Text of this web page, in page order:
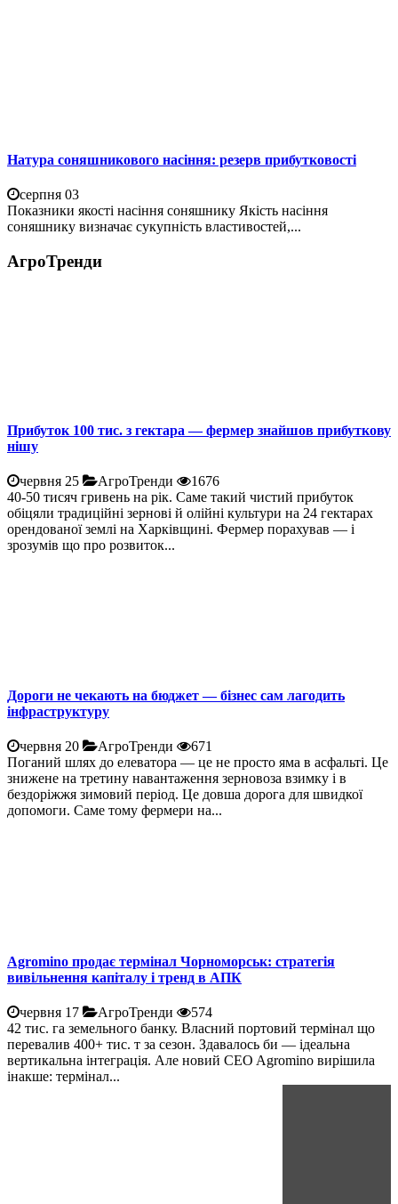
Натура соняшникового насіння: резерв прибутковості
серпня 03
Показники якості насіння соняшнику Якість насіння
соняшнику визначає сукупність властивостей,...
АгроТренди
Прибуток 100 тис. з гектара — фермер знайшов прибуткову
нішу
червня 25 АгроТренди
1676
40-50 тисяч гривень на рік. Саме такий чистий прибуток
обіцяли традиційні зернові й олійні культури на 24 гектарах
орендованої землі на Харківщині. Фермер порахував — і
зрозумів що про розвиток...
Дороги не чекають на бюджет — бізнес сам лагодить
інфраструктуру
червня 20 АгроТренди
671
Поганий шлях до елеватора — це не просто яма в асфальті. Це
знижене на третину навантаження зерновоза взимку і в
бездоріжжя зимовий період. Це довша дорога для швидкої
допомоги. Саме тому фермери на...
Agromino продає термінал Чорноморськ: стратегія
вивільнення капіталу і тренд в АПК
червня 17 АгроТренди
574
42 тис. га земельного банку. Власний портовий термінал що
перевалив 400+ тис. т за сезон. Здавалось би — ідеальна
вертикальна інтеграція. Але новий CEO Agromino вирішила
інакше: термінал...